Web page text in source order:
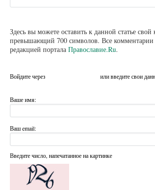
Здесь вы можете оставить к данной статье
превышающий 700 символов. Все комментарии
редакцией портала Православие.Ru.
Войдите через или введите свои
Ваше имя:
Ваш email:
Введите число, напечатанное на картинке